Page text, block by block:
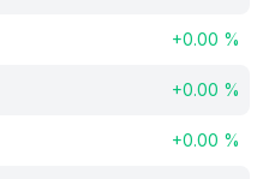
+0.00 %
+0.00 %
+0.00 %